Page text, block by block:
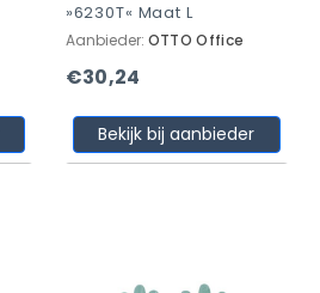
»6230T« Maat L
Aanbieder: OTTO Office
€30,24
Bekijk bij aanbieder